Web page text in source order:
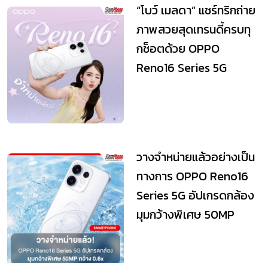
“โบว์ เมลดา” แชร์ทริกถ่าย
ภาพสวยสุดเทรนดี้ครบทุ
กช็อตด้วย OPPO
Reno16 Series 5G
วางจำหน่ายแล้วอย่างเป็น
ทางการ OPPO Reno16
Series 5G อัปเกรดกล้อง
มุมกว้างพิเศษ 50MP